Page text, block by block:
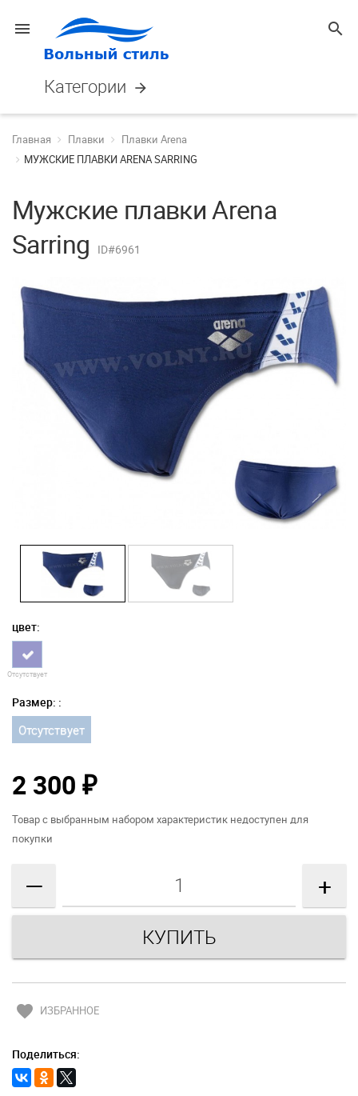
menu search
Категории arrow_forward
Главная Плавки
Плавки Arena
МУЖСКИЕ ПЛАВКИ ARENA SARRING
Мужские плавки Arena
Sarring
ID#6961
цвет:
Отсутствует
Размер: :
Отсутствует
2 300 ₽
Товар с выбранным набором характеристик недоступен для
покупки
— +
favorite ИЗБРАННОЕ
Поделиться: